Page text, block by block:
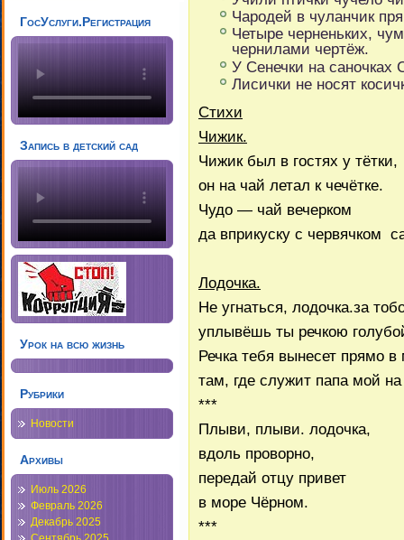
ГосУслуги.Регистрация
Запись в детский сад
Урок на всю жизнь
Рубрики
Новости
Архивы
Июль 2026
Февраль 2026
Декабрь 2025
Чародей в чуланчик
Четыре черненьких,
чернилами чертёж.
У Сенечки на саночках
Лисички не носят
Cтихи
Чижик.
Чижик был в гостях у тётки,
он на чай летал к чечётке.
Чудо — чай вечерком
да вприкуску с червячком
Лодочка.
Не угнаться, лодочка.за
уплывёшь ты речкою
Речка тебя вынесет прямо в
там, где служит папа мой
***
Плыви, плыви. лодочка,
вдоль проворно,
передай отцу привет
в море Чёрном.
***